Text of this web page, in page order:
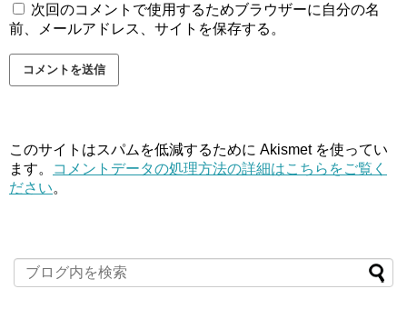
次回のコメントで使用するためブラウザーに自分の名
前、メールアドレス、サイトを保存する。
このサイトはスパムを低減するために Akismet を使ってい
ます。
コメントデータの処理方法の詳細はこちらをご覧く
ださい。